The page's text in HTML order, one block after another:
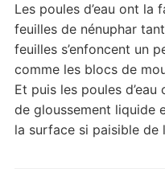
Les poules d’eau ont la
feuilles de nénuphar
feuilles s’enfoncent un
comme les blocs de
Et puis les poules
de gloussement liquide
la surface si paisible de